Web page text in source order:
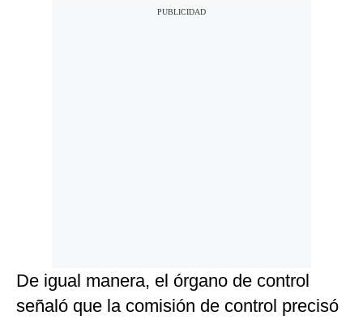
De igual manera, el órgano de control
señaló que la comisión de control precisó